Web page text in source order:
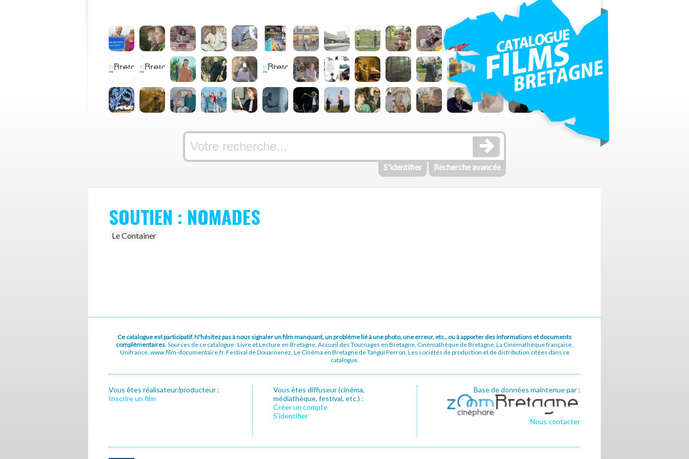
S'identifier Recherche avancée
SOUTIEN : NOMADES
Le Container
Ce catalogue est participatif. N'hésitez pas à nous signaler un film manquant, un problème lié à une photo, une erreur, etc., ou à apporter des informations et documents
complémentaires.Sources de ce catalogue : Livre et Lecture en Bretagne, Accueil des Tournages en Bretagne, Cinémathèque de Bretagne, La Cinémathèque française,
Unifrance, www.film-documentaire.fr, Festival de Douarnenez, Le Cinéma en Bretagne de Tangui Perron, Les sociétés de production et de distribution citées dans ce
catalogue.
Vous êtes réalisateur/producteur :
Inscrire un film
Vous êtes diffuseur (cinéma,
médiathèque, festival, etc.) :
Créer un compte
S’identifier
Base de données maintenue par :
Nous contacter